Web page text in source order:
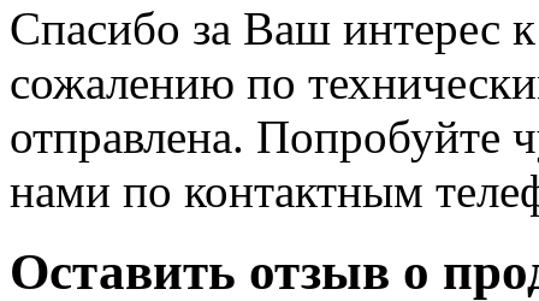
Спасибо за Ваш интерес
сожалению по
отправлена. Попробуйте
нами по контактным
Оставить отзыв о